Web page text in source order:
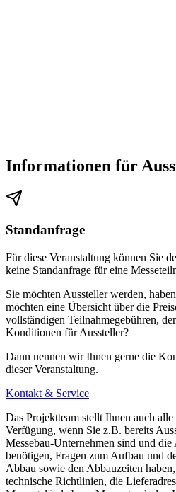
Informationen für
Standanfrage
Für diese Veranstaltung können Sie
keine Standanfrage für eine
Sie möchten Aussteller werden,
möchten eine Übersicht über die
vollständigen Teilnahmegebühren,
Konditionen für Aussteller?
Dann nennen wir Ihnen gerne die
dieser Veranstaltung.
Kontakt & Service
Das Projektteam stellt Ihnen auch
Verfügung, wenn Sie z.B. bereits
Messebau-Unternehmen sind und
benötigen, Fragen zum Aufbau und
Abbau sowie den Abbauzeiten
technische Richtlinien, die